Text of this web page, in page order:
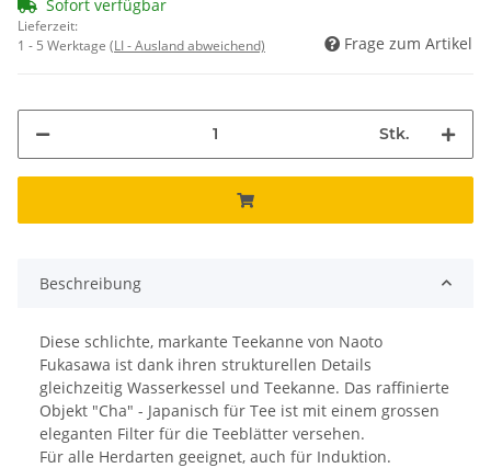
Sofort verfügbar
Lieferzeit:
1 - 5 Werktage (LI - Ausland abweichend) Frage zum Artikel
Stk.
Beschreibung
Diese schlichte, markante Teekanne von Naoto
Fukasawa ist dank ihren strukturellen Details
gleichzeitig Wasserkessel und Teekanne. Das raffinierte
Objekt "Cha" - Japanisch für Tee ist mit einem grossen
eleganten Filter für die Teeblätter versehen.
Für alle Herdarten geeignet, auch für Induktion.